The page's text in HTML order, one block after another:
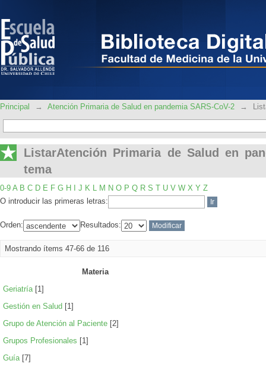
Principal → Atención Primaria de Salud en pandemia SARS-CoV-2 →
ListarAtención Primaria de Salud en
tema
0-9 A B C D E F G H J K L M N O P Q R S T U V W X Y Z
O introducir las primeras letras:
Orden: Resultados:
Mostrando ítems 47-66 de 116
Materia
Geriatría[1]
Gestión en Salud [1]
Grupo de Atención al Paciente [2]
Grupos Profesionales [1]
Guía[7]